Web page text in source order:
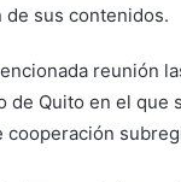
de sus contenidos.
reunión
de Quito en el que
cooperación